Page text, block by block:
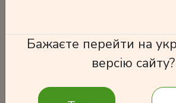
Часто покупают
Бажаєте перейти на
версію сайту?